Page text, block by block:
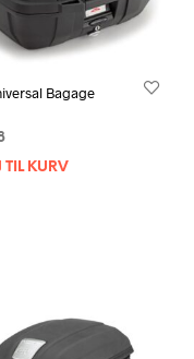
Bagage
TIL KURV